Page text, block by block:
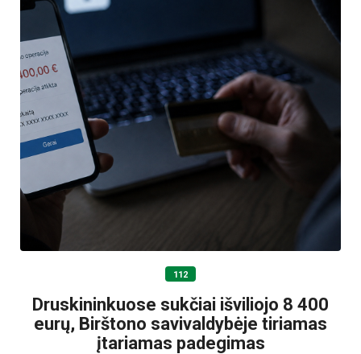
112
Druskininkuose sukčiai išviliojo 8 400
eurų, Birštono savivaldybėje tiriamas
įtariamas padegimas